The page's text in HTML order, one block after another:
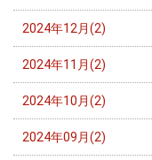
2024年12月(2)
2024年11月(2)
2024年10月(2)
2024年09月(2)